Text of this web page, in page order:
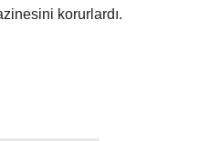
korurlardı.